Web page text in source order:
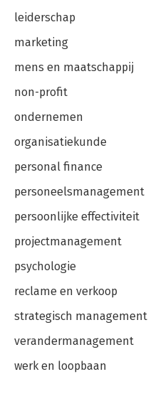
leiderschap
marketing
mens en maatschappij
non-profit
ondernemen
organisatiekunde
personal finance
personeelsmanagement
persoonlijke effectiviteit
projectmanagement
psychologie
reclame en verkoop
strategisch management
verandermanagement
werk en loopbaan